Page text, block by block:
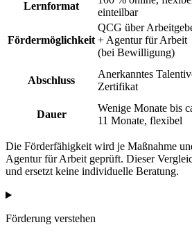
Lernformat
einteilbar
Fördermöglichkeit
QCG über
+ Agentur für Arbeit
(bei Bewilligung)
Abschluss
Anerkanntes
Zertifikat
Dauer
Wenige Monate bis
11 Monate, flexibel
Die Förderfähigkeit wird je Maßnahme
Agentur für Arbeit geprüft. Dieser
und ersetzt keine individuelle Beratung.
Förderung verstehen